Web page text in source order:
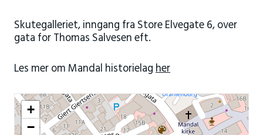
Skutegalleriet, inngang fra Store Elvegate 6, over
gata for Thomas Salvesen eft.
Les mer om Mandal historielagher
+
−